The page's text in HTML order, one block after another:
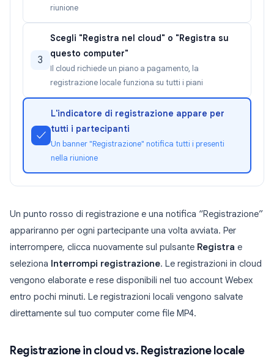
riunione
3
Scegli "Registra nel cloud" o "Registra su
questo computer"
Il cloud richiede un piano a pagamento, la
registrazione locale funziona su tutti i piani
✓
L'indicatore di registrazione appare per
tutti i partecipanti
Un banner "Registrazione" notifica tutti i presenti
nella riunione
Un punto rosso di registrazione e una notifica “Registrazione”
appariranno per ogni partecipante una volta avviata. Per
interrompere, clicca nuovamente sul pulsante Registra e
seleziona Interrompi registrazione. Le registrazioni in cloud
vengono elaborate e rese disponibili nel tuo account Webex
entro pochi minuti. Le registrazioni locali vengono salvate
direttamente sul tuo computer come file MP4.
Registrazione in cloud vs. Registrazione locale